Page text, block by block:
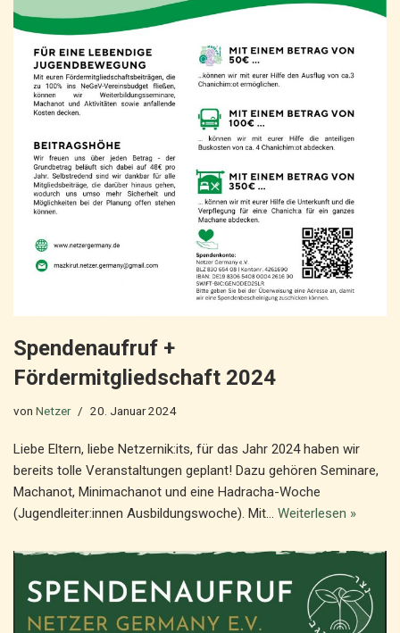
Spendenaufruf +
Fördermitgliedschaft 2024
von Netzer 20. Januar 2024
Liebe Eltern, liebe Netzernik:its, für das Jahr 2024 haben wir
bereits tolle Veranstaltungen geplant! Dazu gehören Seminare,
Machanot, Minimachanot und eine Hadracha-Woche
(Jugendleiter:innen Ausbildungswoche). Mit… Weiterlesen »